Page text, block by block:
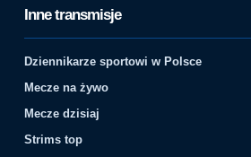
Inne transmisje
Dziennikarze sportowi w Polsce
Mecze na żywo
Mecze dzisiaj
Strims top